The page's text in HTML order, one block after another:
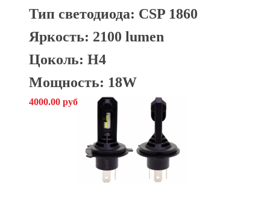
Тип светодиода: CSP 1860
Яркость: 2100 lumen
Цоколь: H4
Мощность: 18W
4000.00 руб